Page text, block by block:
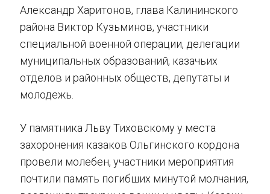
Александр Харитонов, глава Калининского
района Виктор Кузьминов, участники
специальной военной операции, делегации
муниципальных образований, казачьих
отделов и районных обществ, депутаты и
молодежь.
У памятника Льву Тиховскому у места
захоронения казаков Ольгинского кордона
провели молебен, участники мероприятия
почтили память погибших минутой молчания,